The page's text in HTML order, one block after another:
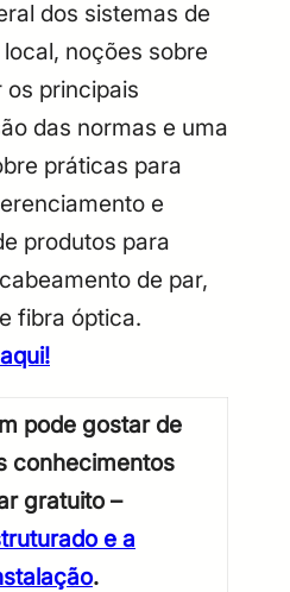
dos sistemas de
noções sobre
principais
das normas e uma
práticas para
e
produtos para
de par,
fibra óptica.
pode gostar de
conhecimentos
gratuito –
e a
.